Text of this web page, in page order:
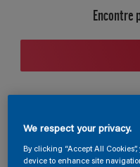
Encontre
We respect your privacy.
By clicking “Accept All
device to enhance site